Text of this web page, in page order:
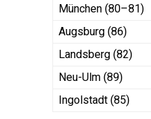
München (80–81)
Augsburg (86)
Landsberg (82)
Neu-Ulm (89)
Ingolstadt (85)